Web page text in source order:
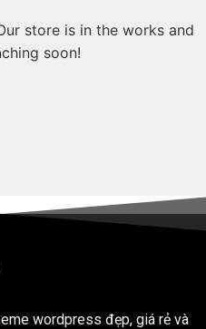
store is in the works and
soon!
wordpress đẹp, giá rẻ và